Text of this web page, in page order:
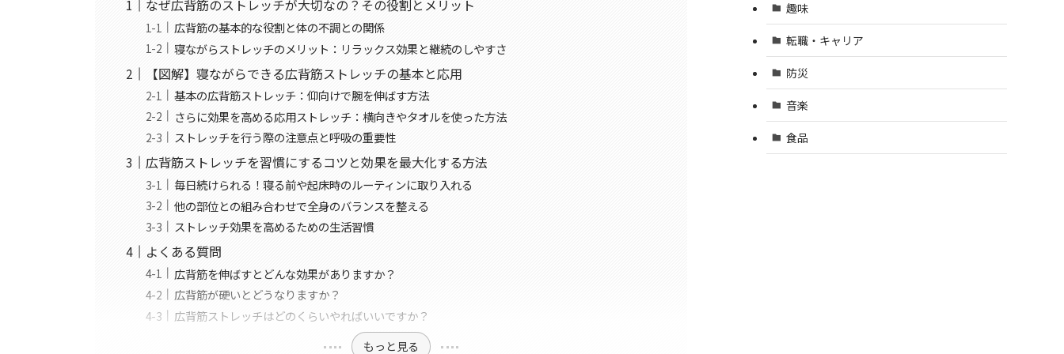
なぜ広背筋のストレッチが大切なの？その役割とメリット
広背筋の基本的な役割と体の不調との関係
寝ながらストレッチのメリット：リラックス効果と継続のしやすさ
【図解】寝ながらできる広背筋ストレッチの基本と応用
基本の広背筋ストレッチ：仰向けで腕を伸ばす方法
さらに効果を高める応用ストレッチ：横向きやタオルを使った方法
ストレッチを行う際の注意点と呼吸の重要性
広背筋ストレッチを習慣にするコツと効果を最大化する方法
毎日続けられる！寝る前や起床時のルーティンに取り入れる
他の部位との組み合わせで全身のバランスを整える
ストレッチ効果を高めるための生活習慣
よくある質問
広背筋を伸ばすとどんな効果がありますか？
広背筋が硬いとどうなりますか？
広背筋ストレッチはどのくらいやればいいですか？
もっと見る
趣味
転職・キャリア
防災
音楽
食品